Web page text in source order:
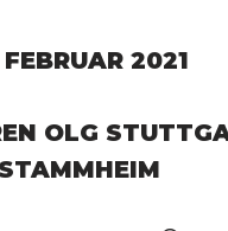
FEBRUAR 2021
OLG
STAMMHEIM